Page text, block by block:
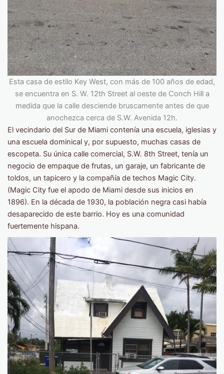
Esta casa de estilo Key West, con más de 100 años de edad,
se encuentra en S. W. 12th Street al oeste de Conch Hill a
medida que la calle desciende bruscamente antes de que
anochezca cerca de S.W. Avenida 12h.
El vecindario del Sur de Miami contenía una escuela, iglesias y
una escuela dominical y, por supuesto, muchas casas de
escopeta. Su única calle comercial, S.W. 8th Street, tenía un
negocio de empaque de frutas, un garaje, un fabricante de
toldos, un tapicero y la compañía de techos Magic City.
(Magic City fue el apodo de Miami desde sus inicios en
1896). En la década de 1930, la población negra casi había
desaparecido de este barrio. Hoy es una comunidad
fuertemente hispana.